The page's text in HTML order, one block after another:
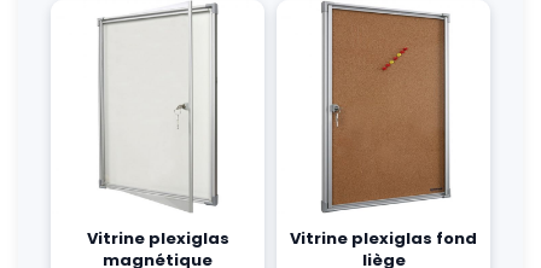
Vitrine plexiglas
magnétique
Vitrine plexiglas fond
liège